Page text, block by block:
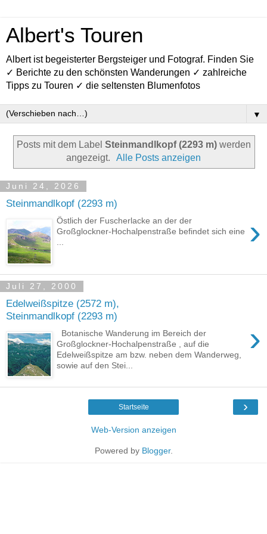
Albert's Touren
Albert ist begeisterter Bergsteiger und Fotograf. Finden Sie
✓ Berichte zu den schönsten Wanderungen ✓ zahlreiche
Tipps zu Touren ✓ die seltensten Blumenfotos
▼
Posts mit dem Label Steinmandlkopf (2293 m)werden
angezeigt.
Alle Posts anzeigen
Juni 24, 2026
Steinmandlkopf (2293 m)
›
Östlich der Fuscherlacke an der der
Großglockner-Hochalpenstraße befindet sich eine
Juli 27, 2000
Edelweißspitze (2572 m),
Steinmandlkopf (2293 m)
›
Botanische Wanderung im Bereich der
Großglockner-Hochalpenstraße , auf die
Edelweißspitze am bzw. neben dem Wanderweg,
sowie auf den Stei...
›
Startseite
Web-Version anzeigen
Powered by Blogger.